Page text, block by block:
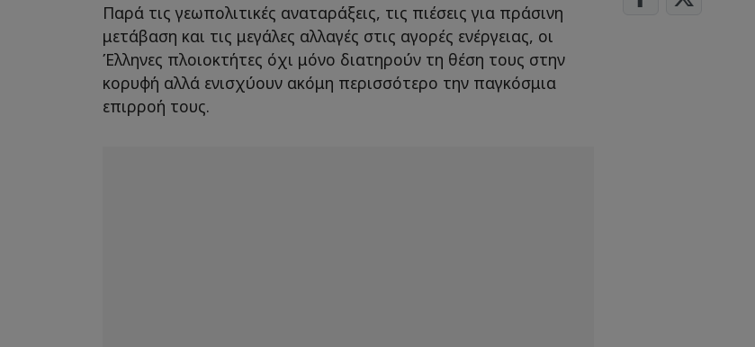
Παρά τις γεωπολιτικές αναταράξεις, τις πιέσεις για πράσινη
μετάβαση και τις μεγάλες αλλαγές στις αγορές ενέργειας, οι
Έλληνες πλοιοκτήτες όχι μόνο διατηρούν τη θέση τους στην
κορυφή αλλά ενισχύουν ακόμη περισσότερο την παγκόσμια
επιρροή τους.